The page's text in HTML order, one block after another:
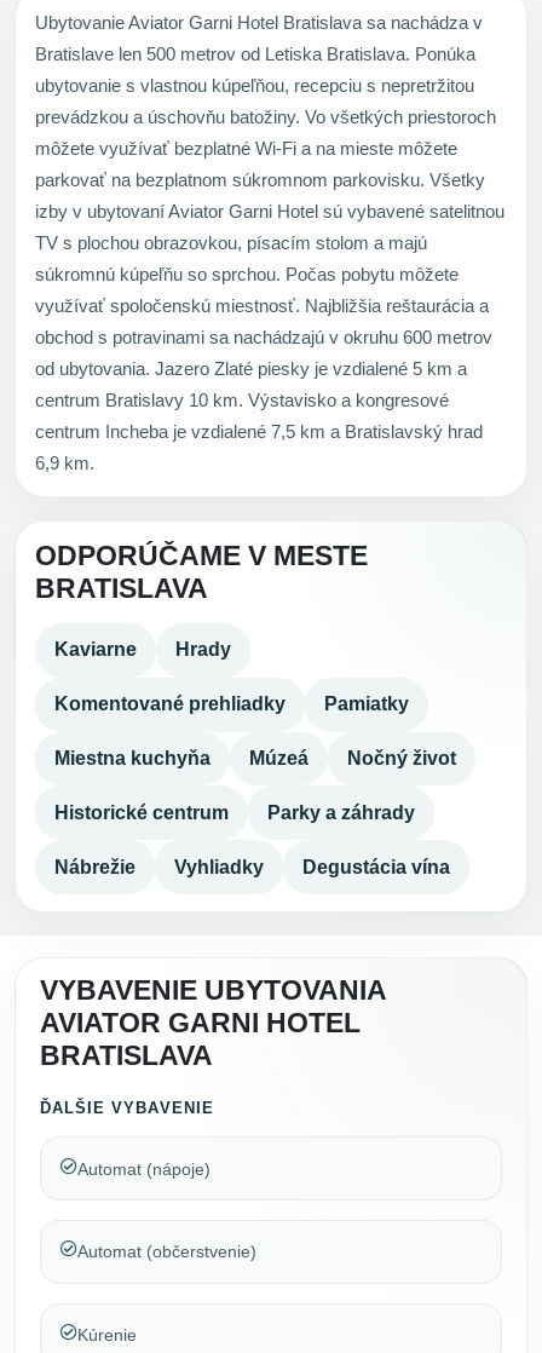
Ubytovanie Aviator Garni Hotel Bratislava sa nachádza v
Bratislave len 500 metrov od Letiska Bratislava. Ponúka
ubytovanie s vlastnou kúpeľňou, recepciu s nepretržitou
prevádzkou a úschovňu batožiny. Vo všetkých priestoroch
môžete využívať bezplatné Wi-Fi a na mieste môžete
parkovať na bezplatnom súkromnom parkovisku. Všetky
izby v ubytovaní Aviator Garni Hotel sú vybavené satelitnou
TV s plochou obrazovkou, písacím stolom a majú
súkromnú kúpeľňu so sprchou. Počas pobytu môžete
využívať spoločenskú miestnosť. Najbližšia reštaurácia a
obchod s potravinami sa nachádzajú v okruhu 600 metrov
od ubytovania. Jazero Zlaté piesky je vzdialené 5 km a
centrum Bratislavy 10 km. Výstavisko a kongresové
centrum Incheba je vzdialené 7,5 km a Bratislavský hrad
6,9 km.
ODPORÚČAME V MESTE
BRATISLAVA
Kaviarne Hrady
Komentované prehliadky Pamiatky
Miestna kuchyňa Múzeá Nočný život
Historické centrum Parky a záhrady
Nábrežie Vyhliadky Degustácia vína
VYBAVENIE UBYTOVANIA
AVIATOR GARNI HOTEL
BRATISLAVA
ĎALŠIE VYBAVENIE
Automat (nápoje)
Automat (občerstvenie)
Kúrenie